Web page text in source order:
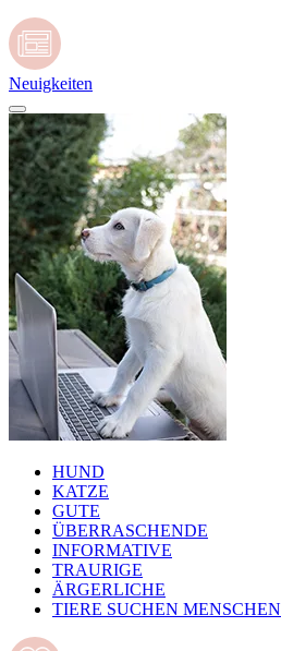
Neuigkeiten
HUND
KATZE
GUTE
ÜBERRASCHENDE
INFORMATIVE
TRAURIGE
ÄRGERLICHE
TIERE SUCHEN MENSCHEN